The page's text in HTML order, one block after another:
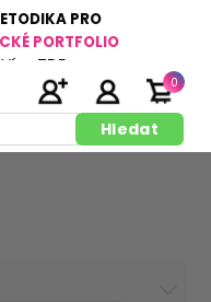
PRO
PORTFOLIO
Více ZDE
0